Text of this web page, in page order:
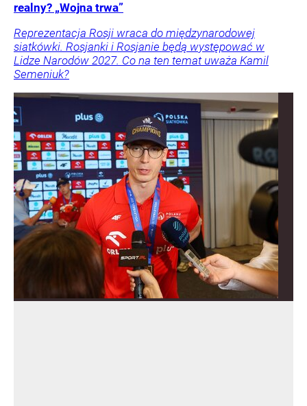
realny? „Wojna trwa”
Reprezentacja Rosji wraca do międzynarodowej
siatkówki. Rosjanki i Rosjanie będą występować w
Lidze Narodów 2027. Co na ten temat uważa Kamil
Semeniuk?